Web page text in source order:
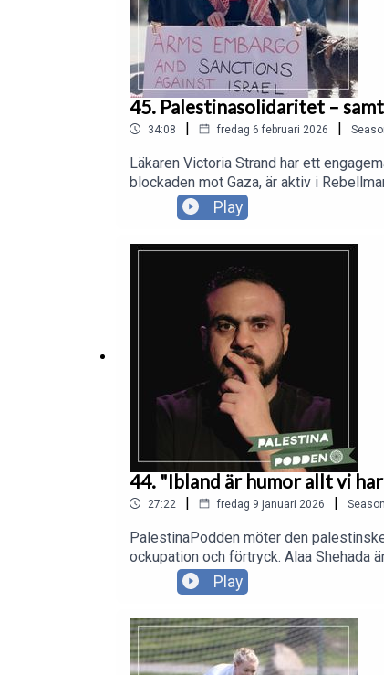
45. Palestinasolidaritet –
34:08 | fredag 6 februari 2026 |
Läkaren Victoria Strand har ett
blockaden mot Gaza, är aktiv i
ihop.och delar med sig av sina
Play
44. "Ibland är humor allt vi
27:22 | fredag 9 januari 2026 | Season
PalestinaPodden möter den
ockupation och förtryck. Alaa Shehada
spelar föreställningen samtidigt som
där han kan göra något meningsfullt.
Play